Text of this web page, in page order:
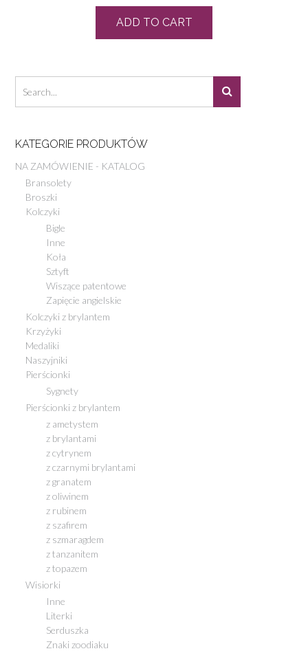
ADD TO CART
KATEGORIE PRODUKTÓW
NA ZAMÓWIENIE - KATALOG
Bransolety
Broszki
Kolczyki
Bigle
Inne
Koła
Sztyft
Wiszące patentowe
Zapięcie angielskie
Kolczyki z brylantem
Krzyżyki
Medaliki
Naszyjniki
Pierścionki
Sygnety
Pierścionki z brylantem
z ametystem
z brylantami
z cytrynem
z czarnymi brylantami
z granatem
z oliwinem
z rubinem
z szafirem
z szmaragdem
z tanzanitem
z topazem
Wisiorki
Inne
Literki
Serduszka
Znaki zoodiaku